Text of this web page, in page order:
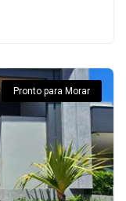
Pronto para Morar